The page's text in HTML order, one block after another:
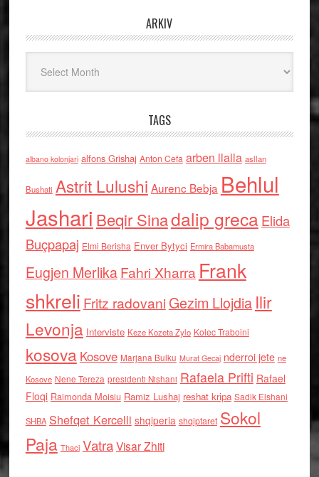
ARKIV
TAGS
albano kolonjari alfons Grishaj Anton Cefa arben llalla asllan
Bushati Astrit Lulushi Aurenc Bebja Behlul
Jashari Beqir Sinadalip grecaElida
Buçpapaj Elmi Berisha Enver Bytyci Ermira Babamusta
Eugjen MerlikaFahri Xharra Frank
shkreli Fritz radovaniGezim Llojdia Ilir
Levonja Interviste Keze Kozeta Zylo Kolec Traboini
kosova Kosove Marjana Bulku Murat Gecaj nderroi jete ne
Kosove Nene Tereza presidenti Nishani Rafaela Prifti Rafael
Floqi Raimonda Moisiu Ramiz Lushaj reshat kripa Sadik Elshani
SHBA Shefqet Kercelli shqiperia shqiptaret Sokol
Paja Thaci VatraVisar Zhiti